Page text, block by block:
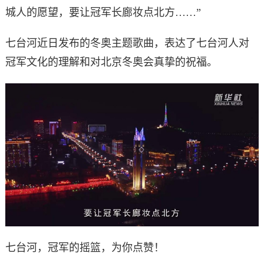
城人的愿望，要让冠军长廊妆点北方……”
七台河近日发布的冬奥主题歌曲，表达了七台河人对
冠军文化的理解和对北京冬奥会真挚的祝福。
七台河，冠军的摇篮，为你点赞！